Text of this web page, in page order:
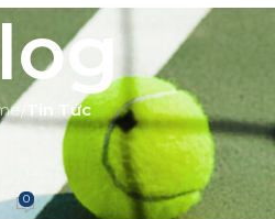
/Tin Tức
Mới 2026
0